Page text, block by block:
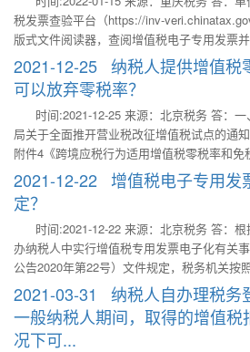
税发票查验平台（https://inv-
版式文件阅读器，查阅增值税电子专用发票
2021-12-25 纳税人提供增值税
可以放弃零税率？
时间:2021-12-25 来源：北京税务 答：一
局关于全面推开营业税改征增值税试点的通
附件4《跨境应税行为适用增值税零税率和免
的单位和个人销售适用增值税零税率的服务
增值税零税率，选择免税或按规定缴纳增值
后，36个月内不得再申请适用增值税零税率。
务总局关于全面推开营业税改征增值税试点
号）规定：“……本通知附件规定的内容，除
2016年5月1日起执行。”
2021-12-22 增值税电子专用发
定？
时间:2021-12-22 来源：北京税务 答：根
办纳税人中实行增值税专用发票电子化有关
公告2020年第22号）文件规定，税务机关按
计数，为纳税人核定增值税专用发票领用数
值税专用发票（增值税税控系统）最高开票
2021-03-31 纳税人自办理税务
一般纳税人期间，取得的增值
况下可...